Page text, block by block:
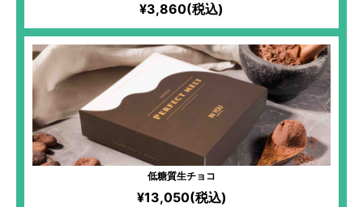
¥3,860(税込)
低糖質生チョコ
¥13,050(税込)